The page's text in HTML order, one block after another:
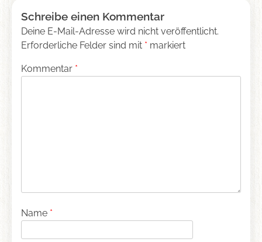
weist
mehrere
Varianten
Die
Schreibe einen Kommentar
Deine E-Mail-Adresse wird nicht veröffentlicht.
Erforderliche Felder sind mit * markiert
Kommentar *
Name *